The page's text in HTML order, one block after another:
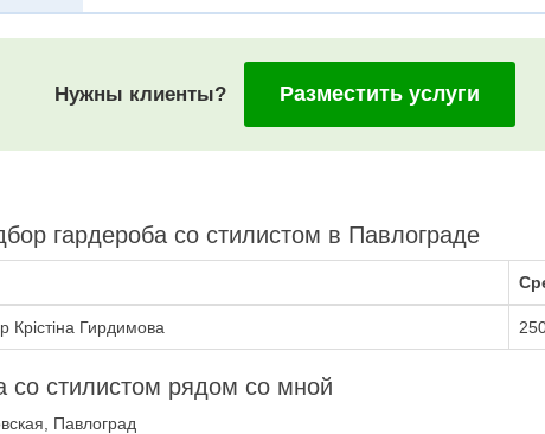
Нужны клиенты? Разместить услуги
гардероба со стилистом в Павлограде
Гирдимова
со стилистом рядом со мной
Павлоград